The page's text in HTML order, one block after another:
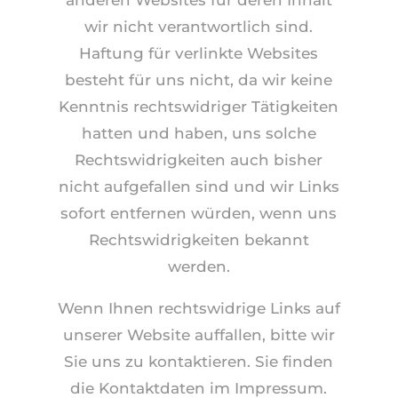
wir nicht verantwortlich sind.
Haftung für verlinkte Websites
besteht für uns nicht, da wir keine
Kenntnis rechtswidriger Tätigkeiten
hatten und haben, uns solche
Rechtswidrigkeiten auch bisher
nicht aufgefallen sind und wir Links
sofort entfernen würden, wenn uns
Rechtswidrigkeiten bekannt
werden.
Wenn Ihnen rechtswidrige Links auf
unserer Website auffallen, bitte wir
Sie uns zu kontaktieren. Sie finden
die Kontaktdaten im Impressum.